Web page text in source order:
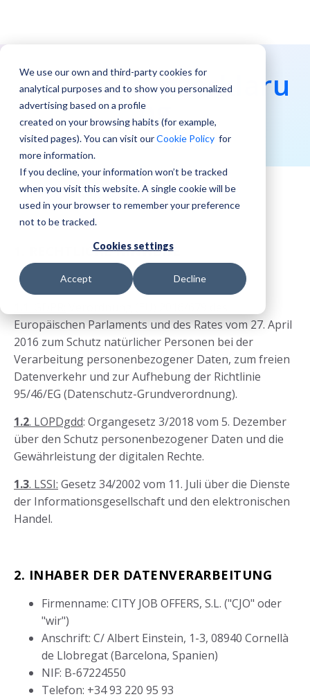
We use our own and third-party cookies for
analytical purposes and to show you personalized
advertising based on a profile
created on your browsing habits (for example,
visited pages). You can visit ourCookie Policy for
more information.
If you decline, your information won’t be tracked
when you visit this website. A single cookie will be
used in your browser to remember your preference
not to be tracked.
Cookies settings
Accept Decline
Datenschutzerklaru
ng
Version aktualisiert Mai 2023
1. RECHTLICHE HINWEISE
Europäischen Parlaments und des Rates vom 27. April
2016 zum Schutz natürlicher Personen bei der
Verarbeitung personenbezogener Daten, zum freien
Datenverkehr und zur Aufhebung der Richtlinie
95/46/EG (Datenschutz-Grundverordnung).
1.2. LOPDgdd: Organgesetz 3/2018 vom 5. Dezember
über den Schutz personenbezogener Daten und die
Gewährleistung der digitalen Rechte.
1.3. LSSI: Gesetz 34/2002 vom 11. Juli über die Dienste
der Informationsgesellschaft und den elektronischen
Handel.
2. INHABER DER DATENVERARBEITUNG
Firmenname: CITY JOB OFFERS, S.L. ("CJO" oder
"wir")
Anschrift: C/ Albert Einstein, 1-3, 08940 Cornellà
de Llobregat (Barcelona, Spanien)
NIF: B-67224550
Telefon: +34 93 220 95 93